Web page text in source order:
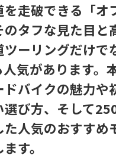
を走破できる「オ
のタフな見た目と
ツーリングだけで
気があります。
ドバイクの魅力や
選び方、そして
た人気のおすすめ
す。